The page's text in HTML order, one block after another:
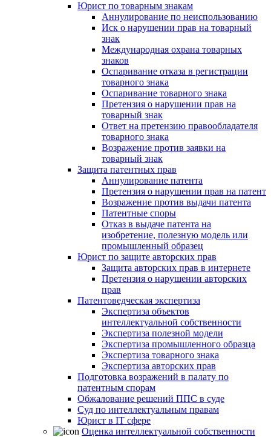
Юрист по товарным знакам
Аннулирование по неиспользованию
Иск о нарушении прав на товарный
знак
Международная охрана товарных
знаков
Оспаривание отказа в регистрации
товарного знака
Оспаривание товарного знака
Претензия о нарушении прав на
товарный знак
Ответ на претензию правообладателя
товарного знака
Возражение против заявки на
товарный знак
Защита патентных прав
Аннулирование патента
Претензия о нарушении прав на патент
Возражение против выдачи патента
Патентные споры
Отказ в выдаче патента на
изобретение, полезную модель или
промышленный образец
Юрист по защите авторских прав
Защита авторских прав в интернете
Претензия о нарушении авторских
прав
Патентоведческая экспертиза
Экспертиза объектов
интеллектуальной собственности
Экспертиза полезной модели
Экспертиза промышленного образца
Экспертиза товарного знака
Экспертиза авторских прав
Подготовка возражений в палату по
патентным спорам
Обжалование решений ППС в суде
Суд по интеллектуальным правам
Юрист в IT сфере
Оценка интеллектуальной собственности